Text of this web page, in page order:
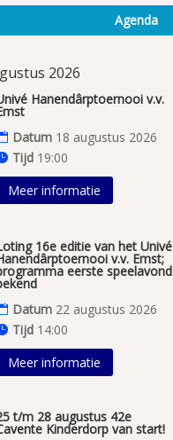
Agenda
2026
Hanendârptoernooi v.v.
Datum 18 augustus 2026
Tijd 19:00
Meer informatie
16e editie van het Univé
v.v. Emst;
eerste speelavond
Datum 22 augustus 2026
Tijd 14:00
Meer informatie
t/m 28 augustus 42e
Kinderdorp van start!